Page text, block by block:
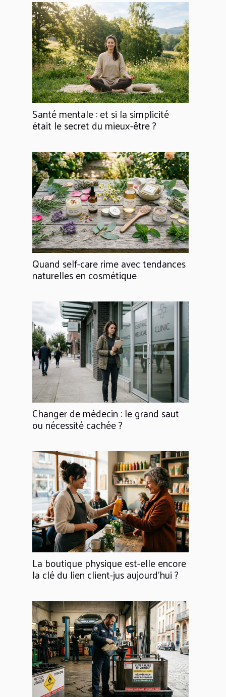
Santé mentale : et si la simplicité
était le secret du mieux-être ?
Quand self-care rime avec tendances
naturelles en cosmétique
Changer de médecin : le grand saut
ou nécessité cachée ?
La boutique physique est-elle encore
la clé du lien client-jus aujourd'hui ?